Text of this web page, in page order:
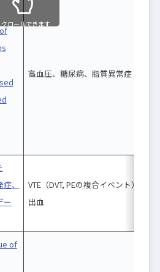
高血圧、糖尿病、脂質異常症
、
ー
VTE（DVT, PEの複合イベント）、
出血
of
クロールできます